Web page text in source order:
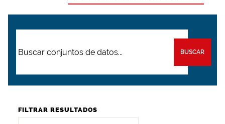
BUSCAR
FILTRAR RESULTADOS